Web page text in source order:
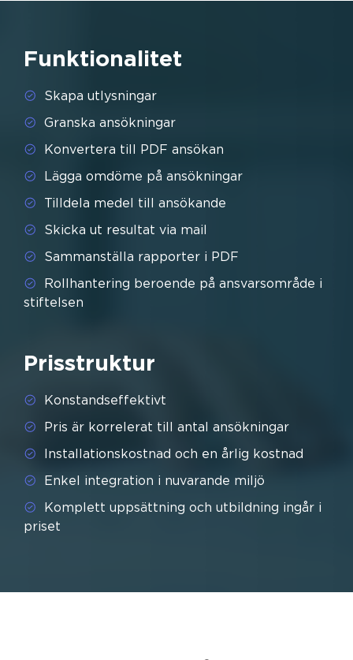
Funktionalitet
Skapa utlysningar
Granska ansökningar
Konvertera till PDF ansökan
Lägga omdöme på ansökningar
Tilldela medel till ansökande
Skicka ut resultat via mail
Sammanställa rapporter i PDF
Rollhantering beroende på ansvarsområde i
stiftelsen
Prisstruktur
Konstandseffektivt
Pris är korrelerat till antal ansökningar
Installationskostnad och en årlig kostnad
Enkel integration i nuvarande miljö
Komplett uppsättning och utbildning ingår i
priset